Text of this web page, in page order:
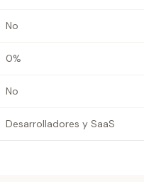
No
0%
No
Desarrolladores y SaaS